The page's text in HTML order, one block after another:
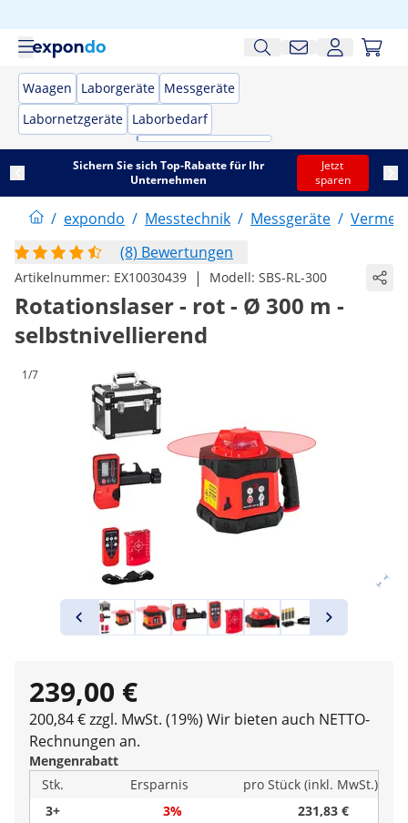
Waagen Laborgeräte Messgeräte
Labornetzgeräte Laborbedarf
Sichern Sie sich Top-Rabatte für Ihr
Unternehmen
Jetzt
sparen
/ expondo / Messtechnik / Messgeräte /
(8) Bewertungen
Artikelnummer: EX10030439 | Modell: SBS-RL-300
Rotationslaser - rot - Ø 300 m -
selbstnivellierend
1/7
239,00 €
200,84 € zzgl. MwSt. (19%) Wir bieten auch NETTO-
Rechnungen an.
Mengenrabatt
Stk.
Ersparnis
pro Stück (inkl. MwSt.)
3+
3%
231,83 €